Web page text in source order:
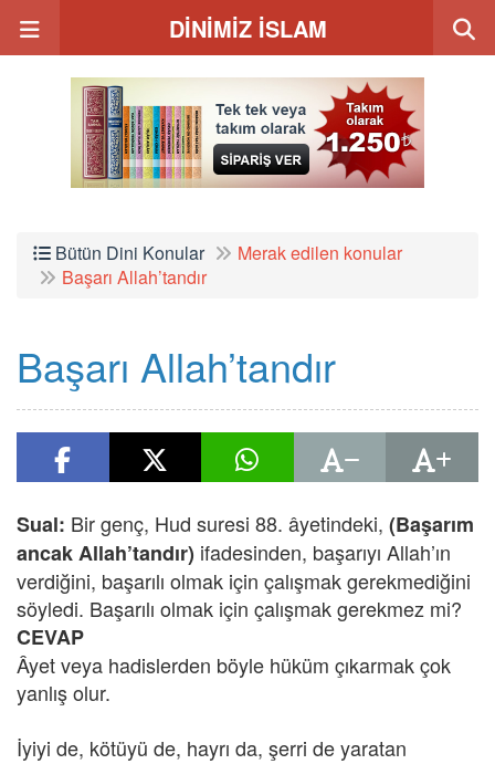
DİNİMİZ İSLAM
Bütün Dini Konular
Merak edilen konular
Başarı Allah’tandır
Başarı Allah’tandır
Sual: Bir genç, Hud suresi 88. âyetindeki, (Başarım
ancak Allah’tandır) ifadesinden, başarıyı Allah’ın
verdiğini, başarılı olmak için çalışmak gerekmediğini
söyledi. Başarılı olmak için çalışmak gerekmez mi?
CEVAP
Âyet veya hadislerden böyle hüküm çıkarmak çok
yanlış olur.
İyiyi de, kötüyü de, hayrı da, şerri de yaratan